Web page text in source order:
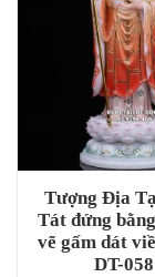
Tượng Địa
Tát đứng
vẽ gấm dát
DT-058